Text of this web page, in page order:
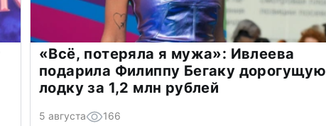
«Всё, потеряла я мужа»: Ивлеева
подарила Филиппу Бегаку дорогущую
лодку за 1,2 млн рублей
5 августа 166